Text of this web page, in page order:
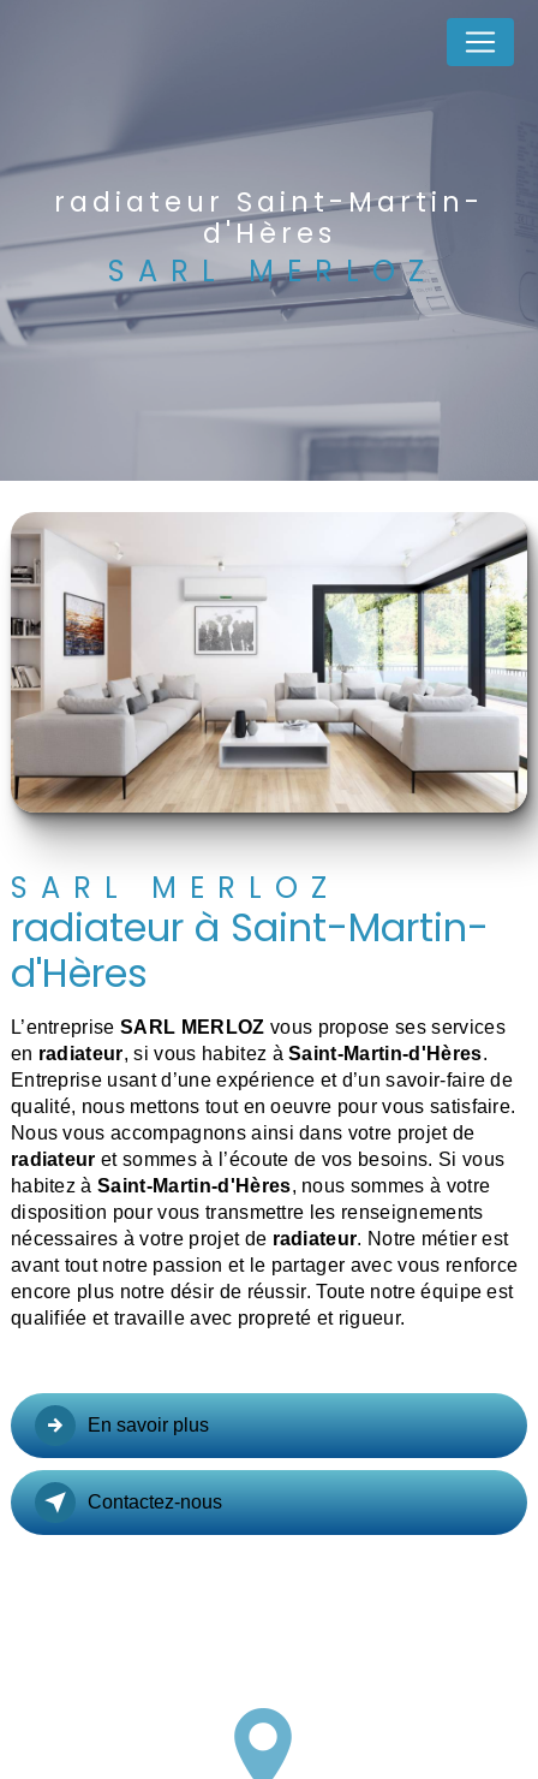
radiateur Saint-Martin-
d'Hères
SARL MERLOZ
SARL MERLOZ
radiateur à Saint-Martin-
d'Hères
L’entrepriseSARL MERLOZ vous propose ses services
en radiateur, si vous habitez àSaint-Martin-d'Hères.
Entreprise usant d’une expérience et d’un savoir-faire de
qualité, nous mettons tout en oeuvre pour vous satisfaire.
Nous vous accompagnons ainsi dans votre projet de
radiateur et sommes à l’écoute de vos besoins. Si vous
habitez àSaint-Martin-d'Hères, nous sommes à votre
disposition pour vous transmettre les renseignements
nécessaires à votre projet de radiateur. Notre métier est
avant tout notre passion et le partager avec vous renforce
encore plus notre désir de réussir. Toute notre équipe est
qualifiée et travaille avec propreté et rigueur.
En savoir plus
Contactez-nous